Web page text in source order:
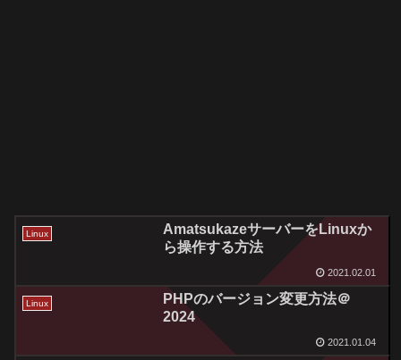
Linux
AmatsukazeサーバーをLinuxか
ら操作する方法
2021.02.01
Linux
PHPのバージョン変更方法＠
2024
2021.01.04